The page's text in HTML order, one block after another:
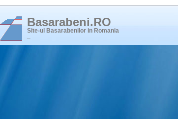
Basarabeni.RO
Site-ul Basarabenilor in Romania